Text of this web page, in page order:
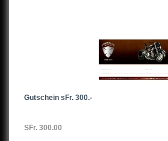
Gutschein sFr. 300.-
SFr. 300.00